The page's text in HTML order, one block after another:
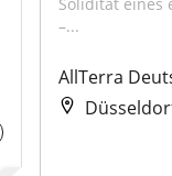
–...
AllTerra